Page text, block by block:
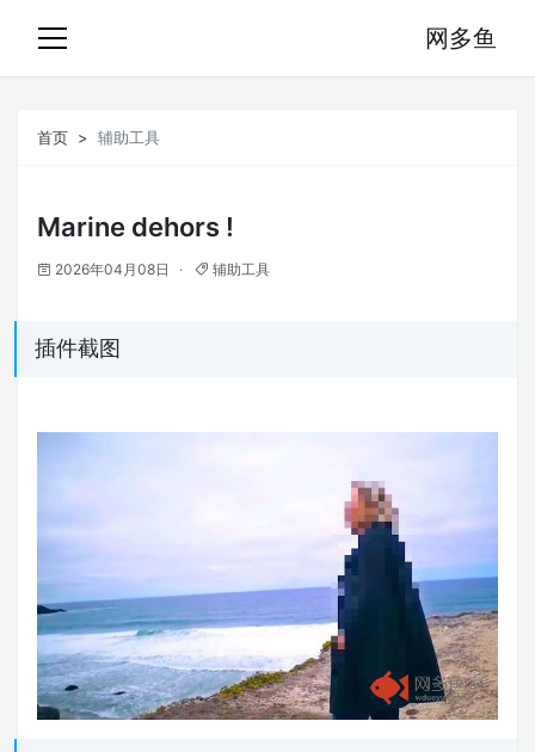
网多鱼
首页 辅助工具
Marine dehors !
2026年04月08日 辅助工具
插件截图